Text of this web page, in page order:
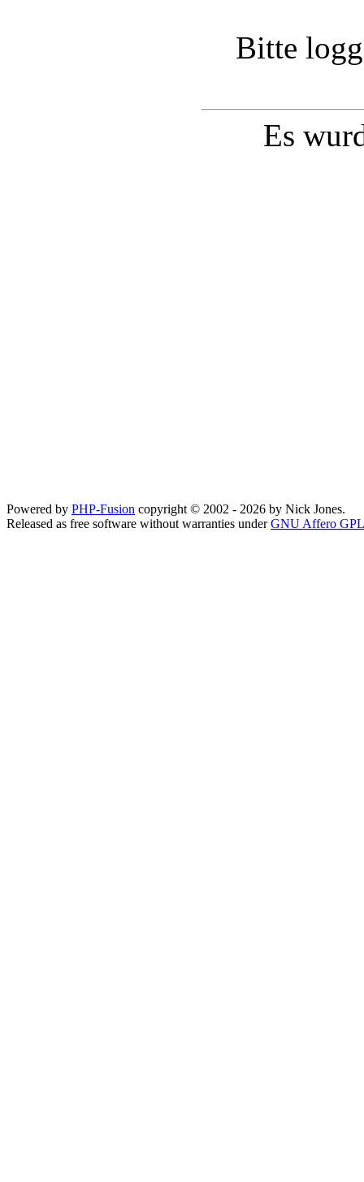
Bitte
Es
Powered by PHP-Fusion copyright © 2002 - 2026 by Nick Jones.
Released as free software without warranties underGNU Affero GPL